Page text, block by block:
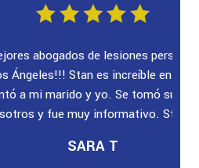
de lesiones personales en el
es increíble en lo que hace.
y yo. Se tomó su tiempo con
informativo. Stan...